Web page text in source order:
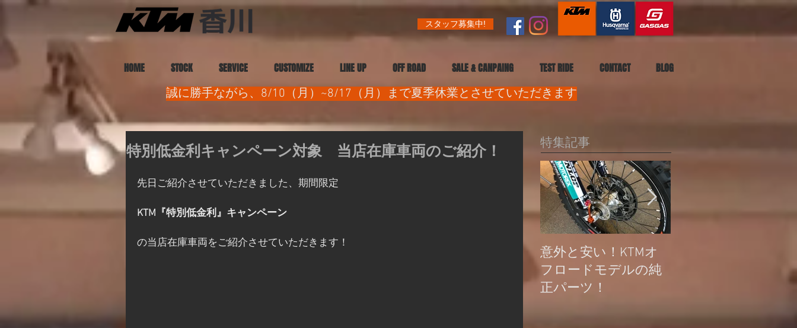
スタッフ募集中!
HOME STOCK SERVICE CUSTOMIZE LINE UP OFF ROAD SALE & CANPAING TEST RIDE CONTACT BLOG
誠に勝手ながら、8/10（月）~8/17（月）まで夏季休業とさせていただきます
特別低金利キャンペーン対象 当店在庫車両のご紹介！
先日ご紹介させていただきました、期間限定
KTM『特別低金利』キャンペーン
の当店在庫車両をご紹介させていただきます！
特集記事
意外と安い！KTMオ
フロードモデルの純
正パーツ！